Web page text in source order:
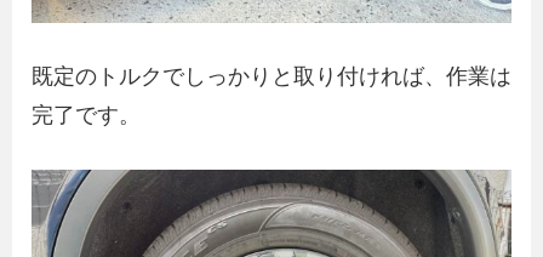
既定のトルクでしっかりと取り付ければ、作業は
完了です。